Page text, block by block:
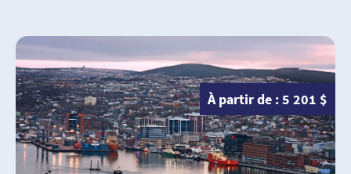
À partir de : 5 201 $